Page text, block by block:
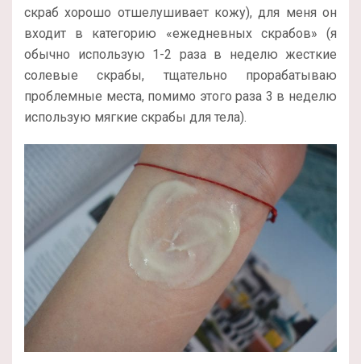
скраб хорошо отшелушивает кожу), для меня он
входит в категорию «ежедневных скрабов» (я
обычно использую 1-2 раза в неделю жесткие
солевые скрабы, тщательно прорабатываю
проблемные места, помимо этого раза 3 в неделю
использую мягкие скрабы для тела).